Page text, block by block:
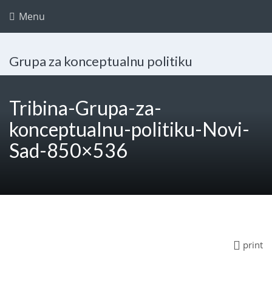
Menu
Grupa za konceptualnu politiku
Tribina-Grupa-za-
konceptualnu-politiku-Novi-
Sad-850×536
print